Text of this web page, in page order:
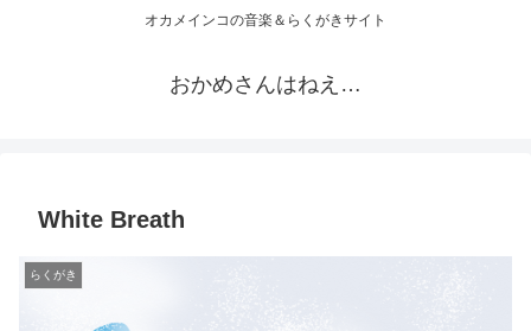
オカメインコの音楽＆らくがきサイト
おかめさんはねえ…
White Breath
らくがき